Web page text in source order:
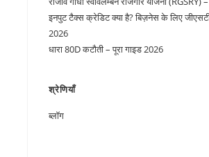
इनपुट टैक्स क्रेडिट क्या है? बिज़नेस के लिए जीएसटी
2026
धारा 80D कटौती – पूरा गाइड 2026
श्रेणियाँ
ब्लॉग